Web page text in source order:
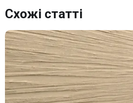
Схожі статті